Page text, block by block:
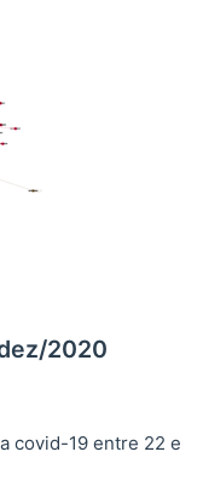
2020
covid-19 entre 22 e